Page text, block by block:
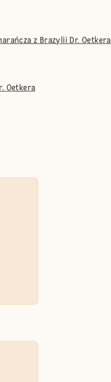
z Brazylii Dr. Oetkera
Oetkera